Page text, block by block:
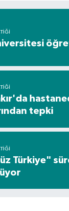
tepki
Türkiye"